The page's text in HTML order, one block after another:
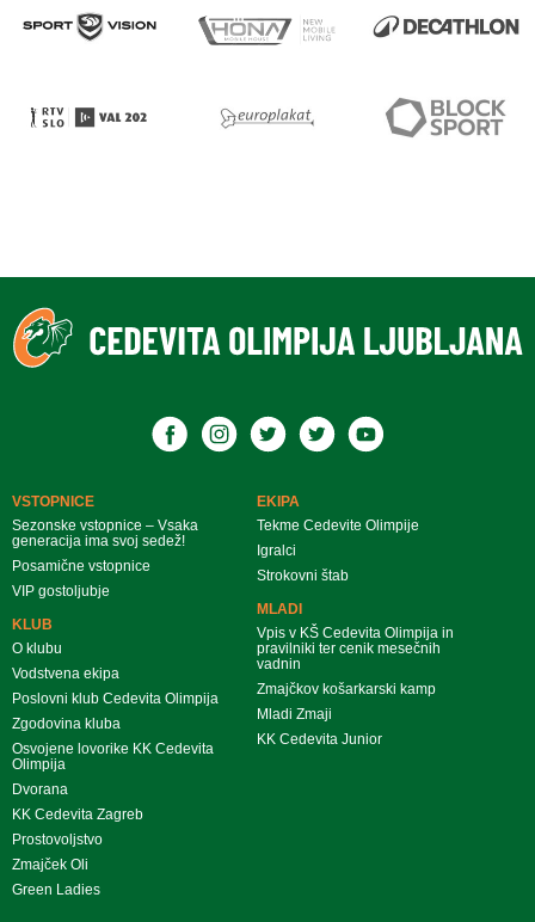
VSTOPNICE
Sezonske vstopnice – Vsaka
generacija ima svoj sedež!
Posamične vstopnice
VIP gostoljubje
KLUB
O klubu
Vodstvena ekipa
Poslovni klub Cedevita Olimpija
Zgodovina kluba
Osvojene lovorike KK Cedevita
Olimpija
Dvorana
KK Cedevita Zagreb
Prostovoljstvo
Zmajček Oli
Green Ladies
EKIPA
Tekme Cedevite Olimpije
Igralci
Strokovni štab
MLADI
Vpis v KŠ Cedevita Olimpija in
pravilniki ter cenik mesečnih
vadnin
Zmajčkov košarkarski kamp
Mladi Zmaji
KK Cedevita Junior